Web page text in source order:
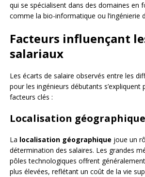
qui se spécialisent dans des domaines en
comme la bio-informatique ou l’ingénierie
Facteurs influençant
salariaux
Les écarts de salaire observés entre les
pour les ingénieurs débutants s’expliquent
facteurs clés :
Localisation géographique
La localisation géographique joue un
détermination des salaires. Les grandes
pôles technologiques offrent
plus élevées, reflétant un coût de la vie